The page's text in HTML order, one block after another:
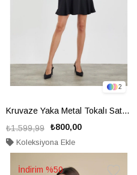
2
Kruvaze Yaka Metal Tokalı Saten Elbise
₺800,00
₺1.599,99
Koleksiyona Ekle
%50